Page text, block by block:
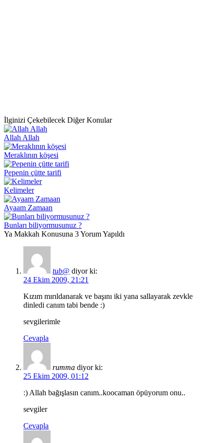
İlginizi Çekebilecek Diğer Konular
Allah Allah
Meraklının köşesi
Pepenin çütte tarifi
Kelimeler
Ayaam Zamaan
Bunları biliyormusunuz ?
Ya Makkah Konusuna 3 Yorum Yapıldı
tub@ diyor ki:
24 Ekim 2009, 21:21
Kızım mırıldanarak ve başını iki yana sallayarak zevkle
dinledi canım tabi bende :)
sevgilerimle
Cevapla
rumma diyor ki:
25 Ekim 2009, 01:12
:) Allah bağışlasın canım..koocaman öpüyorum onu..
sevgiler
Cevapla